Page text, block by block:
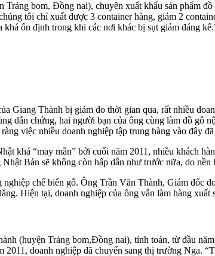
bom, Đồng nai), chuyên xuất khẩu sản phẩm
tôi chỉ xuất được 3 container hàng, giảm 2
ổn định trong khi các nơi khác bị sụt giảm đáng
Giang Thành bị giảm do thời gian qua, rất nhiều
dẫn chứng, hai người bạn của ông cùng làm đồ gỗ
việc nhiều doanh nghiệp tập trung hàng vào đây
khá “may mắn” bởi cuối năm 2011, nhiều khách
Bản sẽ không còn hấp dẫn như trước nữa, do
chế biến gỗ. Ông Trần Văn Thành, Giám đốc
Hiện tại, doanh nghiệp của ông vẫn làm hàng
(huyện Trảng bom,Đồng nai), tính toán, từ đầu
doanh nghiệp đã chuyển sang thị trường Nga.